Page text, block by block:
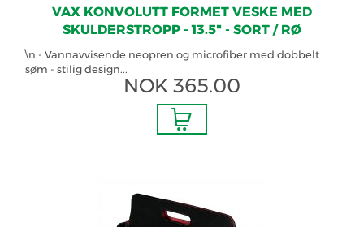
VAX KONVOLUTT FORMET VESKE MED
SKULDERSTROPP - 13.5" - SORT / RØ
\n - Vannavvisende neopren og microfiber med dobbelt
søm - stilig design...
NOK 365.00